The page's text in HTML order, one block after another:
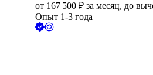
от 167 500 ₽ за месяц, до
Опыт 1-3 года